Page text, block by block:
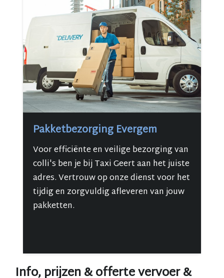
Pakketbezorging Evergem
Voor efficiënte en veilige bezorging van
colli's ben je bij Taxi Geert aan het juiste
adres. Vertrouw op onze dienst voor het
tijdig en zorgvuldig afleveren van jouw
pakketten.
Info, prijzen & offerte vervoer &